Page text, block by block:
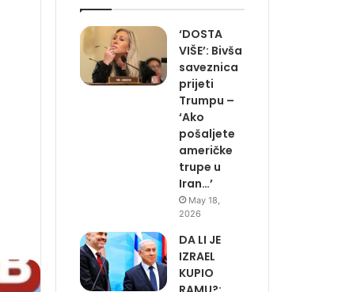
‘DOSTA
VIŠE’: Bivša
saveznica
prijeti
Trumpu –
‘Ako
pošaljete
američke
trupe u
Iran…’
May 18,
2026
DA LI JE
IZRAEL
KUPIO